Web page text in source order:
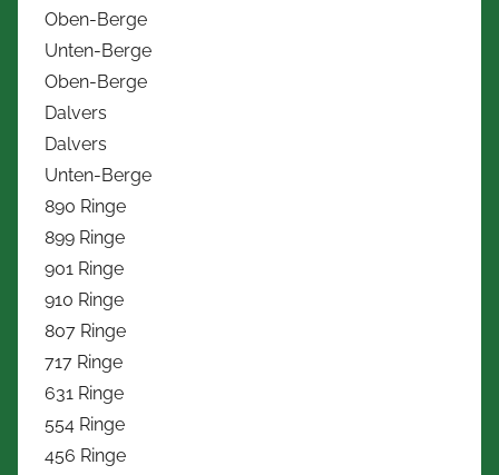
Oben-Berge
Unten-Berge
Oben-Berge
Dalvers
Dalvers
Unten-Berge
890 Ringe
899 Ringe
901 Ringe
910 Ringe
807 Ringe
717 Ringe
631 Ringe
554 Ringe
456 Ringe